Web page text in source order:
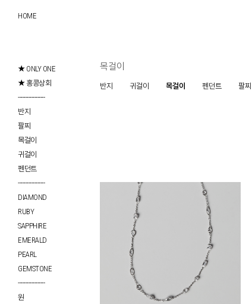
HOME
★ ONLY ONE
★ 홍콩상회
------------------
반지
팔찌
목걸이
귀걸이
펜던트
------------------
DIAMOND
RUBY
SAPPHIRE
EMERALD
PEARL
GEMSTONE
------------------
원
목걸이
반지 귀걸이 목걸이 펜던트 팔찌